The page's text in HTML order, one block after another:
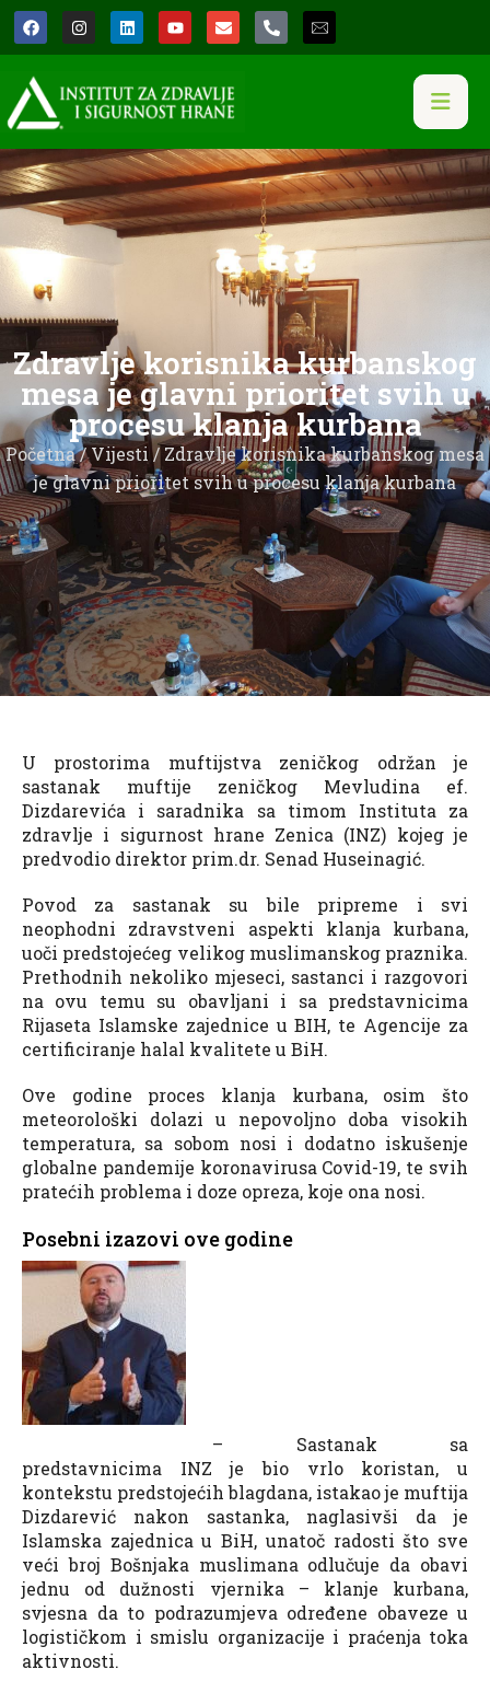
Zdravlje korisnika kurbanskog
mesa je glavni prioritet svih u
procesu klanja kurbana
Početna/Vijesti/ Zdravlje korisnika kurbanskog mesa
je glavni prioritet svih u procesu klanja kurbana
U prostorima muftijstva zeničkog održan je
sastanak muftije zeničkog Mevludina ef.
Dizdarevića i saradnika sa timom Instituta za
zdravlje i sigurnost hrane Zenica (INZ) kojeg je
predvodio direktor prim.dr. Senad Huseinagić.
Povod za sastanak su bile pripreme i svi
neophodni zdravstveni aspekti klanja kurbana,
uoči predstojećeg velikog muslimanskog praznika.
Prethodnih nekoliko mjeseci, sastanci i razgovori
na ovu temu su obavljani i sa predstavnicima
Rijaseta Islamske zajednice u BIH, te Agencije za
certificiranje halal kvalitete u BiH.
Ove godine proces klanja kurbana, osim što
meteorološki dolazi u nepovoljno doba visokih
temperatura, sa sobom nosi i dodatno iskušenje
globalne pandemije koronavirusa Covid-19, te svih
pratećih problema i doze opreza, koje ona nosi.
Posebni izazovi ove godine
– Sastanak sa
predstavnicima INZ je bio vrlo koristan, u
kontekstu predstojećih blagdana, istakao je muftija
Dizdarević nakon sastanka, naglasivši da je
Islamska zajednica u BiH, unatoč radosti što sve
veći broj Bošnjaka muslimana odlučuje da obavi
jednu od dužnosti vjernika – klanje kurbana,
svjesna da to podrazumjeva određene obaveze u
logističkom i smislu organizacije i praćenja toka
aktivnosti.